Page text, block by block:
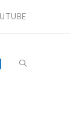
ALTERNAR